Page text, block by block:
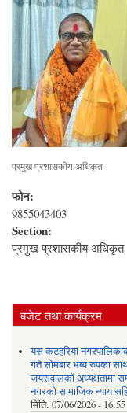
प्रमुख प्रशासकीय अधिकृत
फोन:
9855043403
Section:
प्रमुख प्रशासकीय अधिकृत
बजेट तथा कार्यक्रम
यस कटहरिया
गते सोमबार भब्य रुपका
जयसवालको अध्यक्षतामा
नगरको सामाजिक न्याय
मिति: 07/06/2026 - 16:55